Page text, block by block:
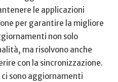
‍le applicazioni
per garantire la migliore
non solo
ma risolvono anche
con ‌la ​sincronizzazione.‍
‍sono⁢ aggiornamenti